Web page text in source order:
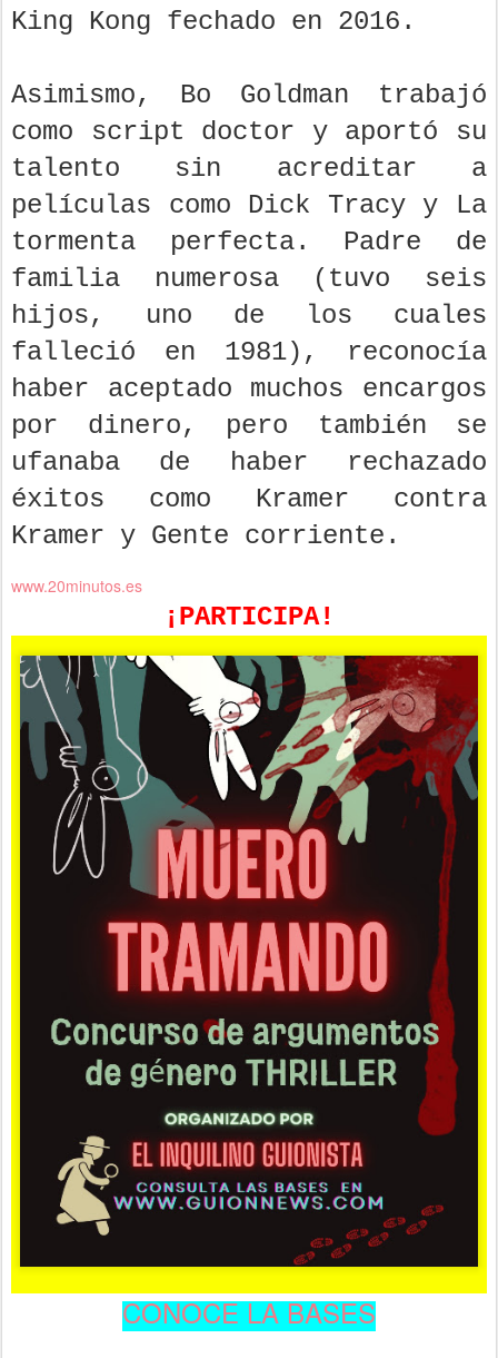
King Kong fechado en 2016.
Asimismo, Bo Goldman trabajó
como script doctor y aportó su
talento sin acreditar a
películas como Dick Tracy y La
tormenta perfecta. Padre de
familia numerosa (tuvo seis
hijos, uno de los cuales
falleció en 1981), reconocía
haber aceptado muchos encargos
por dinero, pero también se
ufanaba de haber rechazado
éxitos como Kramer contra
Kramer y Gente corriente.
www.20minutos.es
¡PARTICIPA!
CONOCE LA BASES